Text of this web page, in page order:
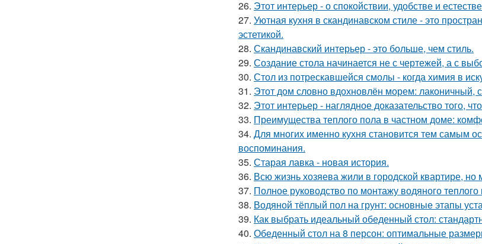
26. Этот интерьер - о спокойствии, удобстве и
27. Уютная кухня в скандинавском стиле - это
эстетикой.
28. Скандинавский интерьер - это больше, чем стиль.
29. Создание стола начинается не с чертежей, а с
30. Стол из потрескавшейся смолы - когда химия в
31. Этот дом словно вдохновлён морем:
32. Этот интерьер - наглядное доказательство того,
33. Преимущества теплого пола в частном доме:
34. Для многих именно кухня становится тем самым
воспоминания.
35. Старая лавка - новая история.
36. Всю жизнь хозяева жили в городской квартире,
37. Полное руководство по монтажу водяного
38. Водяной тёплый пол на грунт: основные этапы
39. Как выбрать идеальный обеденный стол:
40. Обеденный стол на 8 персон: оптимальные